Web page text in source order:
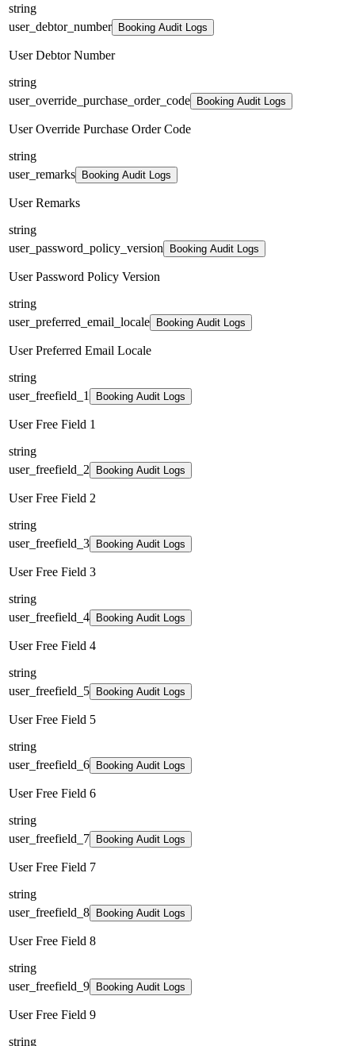
string
user_debtor_number
Booking Audit Logs
User Debtor Number
string
user_override_purchase_order_code
Booking Audit Logs
User Override Purchase Order Code
string
user_remarks
Booking Audit Logs
User Remarks
string
user_password_policy_version
Booking Audit Logs
User Password Policy Version
string
user_preferred_email_locale
Booking Audit Logs
User Preferred Email Locale
string
user_freefield_1
Booking Audit Logs
User Free Field 1
string
user_freefield_2
Booking Audit Logs
User Free Field 2
string
user_freefield_3
Booking Audit Logs
User Free Field 3
string
user_freefield_4
Booking Audit Logs
User Free Field 4
string
user_freefield_5
Booking Audit Logs
User Free Field 5
string
user_freefield_6
Booking Audit Logs
User Free Field 6
string
user_freefield_7
Booking Audit Logs
User Free Field 7
string
user_freefield_8
Booking Audit Logs
User Free Field 8
string
user_freefield_9
Booking Audit Logs
User Free Field 9
string